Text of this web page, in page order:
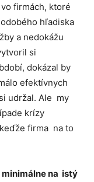
firmách, ktoré
hľadiska
a nedokážu
si
dokázal by
efektívnych
udržal. Ale my
krízy
firma na to
na istý